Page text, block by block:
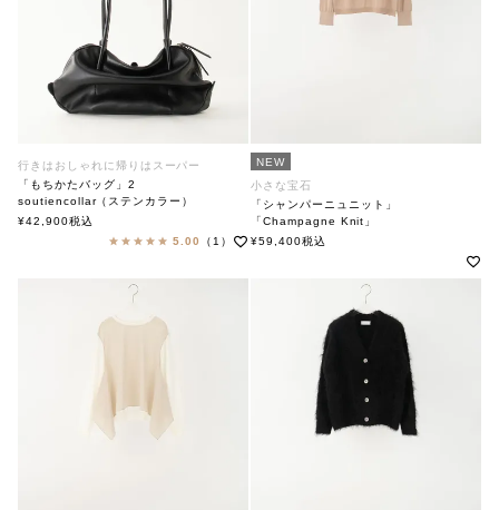
行きはおしゃれに帰りはスーパー
「もちかたバッグ」2
soutiencollar（ステンカラー）
¥42,900税込
5.00
（1）
NEW
小さな宝石
「シャンパーニュニット」
「Champagne Knit」
soutiencollar（ステンカラー）
¥59,400税込